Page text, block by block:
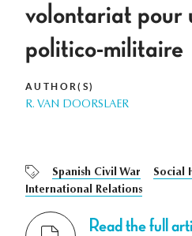
volontariat pour
politico-militaire
AUTHOR(S)
R. VAN DOORSLAER
Spanish Civil War
Social
International Relations
Read the full